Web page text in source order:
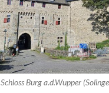
Schloss Burg a.d.Wupper